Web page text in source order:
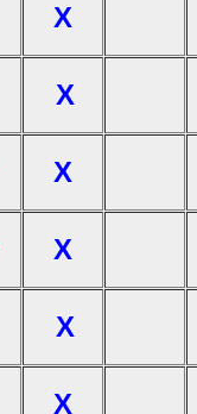
X
X
X
X
X
X